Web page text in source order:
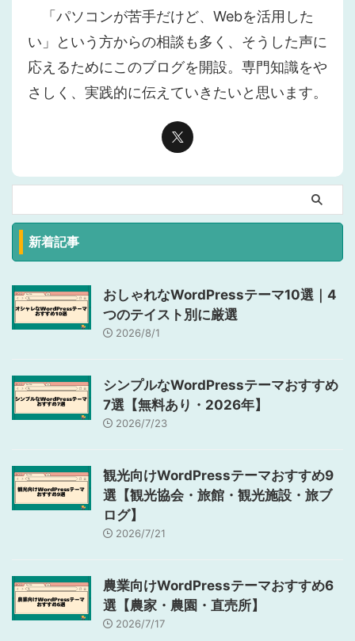
「パソコンが苦手だけど、Webを活用した
い」という方からの相談も多く、そうした声に
応えるためにこのブログを開設。専門知識をや
さしく、実践的に伝えていきたいと思います。
新着記事
おしゃれなWordPressテーマ10選｜4
つのテイスト別に厳選
2026/8/1
シンプルなWordPressテーマおすすめ
7選【無料あり・2026年】
2026/7/23
観光向けWordPressテーマおすすめ9
選【観光協会・旅館・観光施設・旅ブ
ログ】
2026/7/21
農業向けWordPressテーマおすすめ6
選【農家・農園・直売所】
2026/7/17